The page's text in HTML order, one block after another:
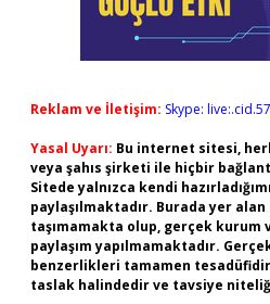
Reklam ve İletişim: Skype:
Yasal Uyarı: Bu internet sitesi,
veya şahıs şirketi ile hiçbir
Sitede yalnızca kendi
paylaşılmaktadır. Burada yer
taşımamakta olup, gerçek kurum
paylaşım yapılmamaktadır.
benzerlikleri tamamen
taslak halindedir ve tavsiye